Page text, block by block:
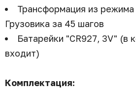
Трансформация из
Грузовика за 45 шагов
Батарейки "CR927, 3V" (в
входит)
Комплектация: